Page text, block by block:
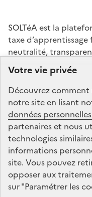
Votre vie privée
Découvrez comment
notre site en lisant
données personnelles
partenaires et nous
technologies
informations
site. Vous pouvez
opposer aux
sur "Paramétrer les
SOLTéA est la
taxe
neutralité,
service mandaté par
l’éducation et de
des Dépôts gère la
de la taxe
maintenance,
technique.
legifrance.gouv.fr
service-public.fr